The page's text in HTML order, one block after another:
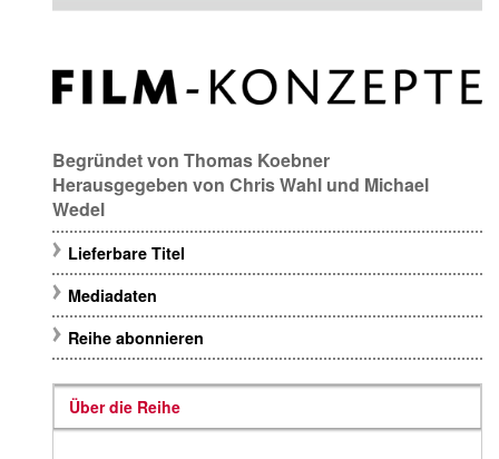
Begründet von Thomas Koebner
Herausgegeben von Chris Wahl und Michael
Wedel
Lieferbare Titel
Mediadaten
Reihe abonnieren
Über die Reihe